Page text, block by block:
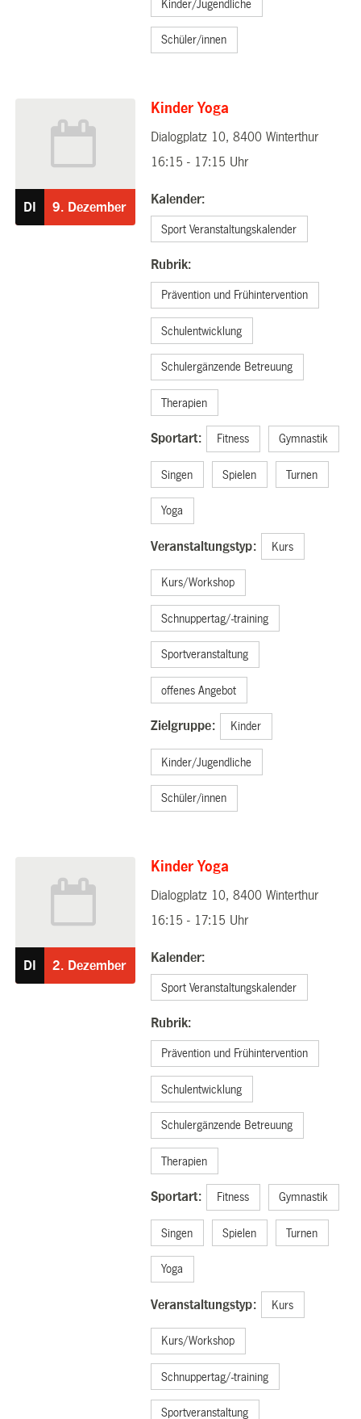
Kinder/Jugendliche
Schüler/innen
DI 9. Dezember
Kinder Yoga
Dialogplatz 10, 8400 Winterthur
16:15 - 17:15 Uhr
Kalender:
Sport Veranstaltungskalender
Rubrik:
Prävention und Frühintervention
Schulentwicklung
Schulergänzende Betreuung
Therapien
Sportart: Fitness Gymnastik
Singen Spielen Turnen
Yoga
Veranstaltungstyp: Kurs
Kurs/Workshop
Schnuppertag/-training
Sportveranstaltung
offenes Angebot
Zielgruppe: Kinder
Kinder/Jugendliche
Schüler/innen
DI 2. Dezember
Kinder Yoga
Dialogplatz 10, 8400 Winterthur
16:15 - 17:15 Uhr
Kalender:
Sport Veranstaltungskalender
Rubrik:
Prävention und Frühintervention
Schulentwicklung
Schulergänzende Betreuung
Therapien
Sportart: Fitness Gymnastik
Singen Spielen Turnen
Yoga
Veranstaltungstyp: Kurs
Kurs/Workshop
Schnuppertag/-training
Sportveranstaltung